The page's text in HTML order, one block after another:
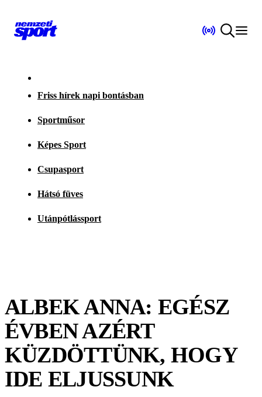
Friss hírek napi bontásban
Sportműsor
Képes Sport
Csupasport
Hátsó füves
Utánpótlássport
ALBEK ANNA: EGÉSZ
ÉVBEN AZÉRT
KÜZDÖTTÜNK, HOGY
IDE ELJUSSUNK